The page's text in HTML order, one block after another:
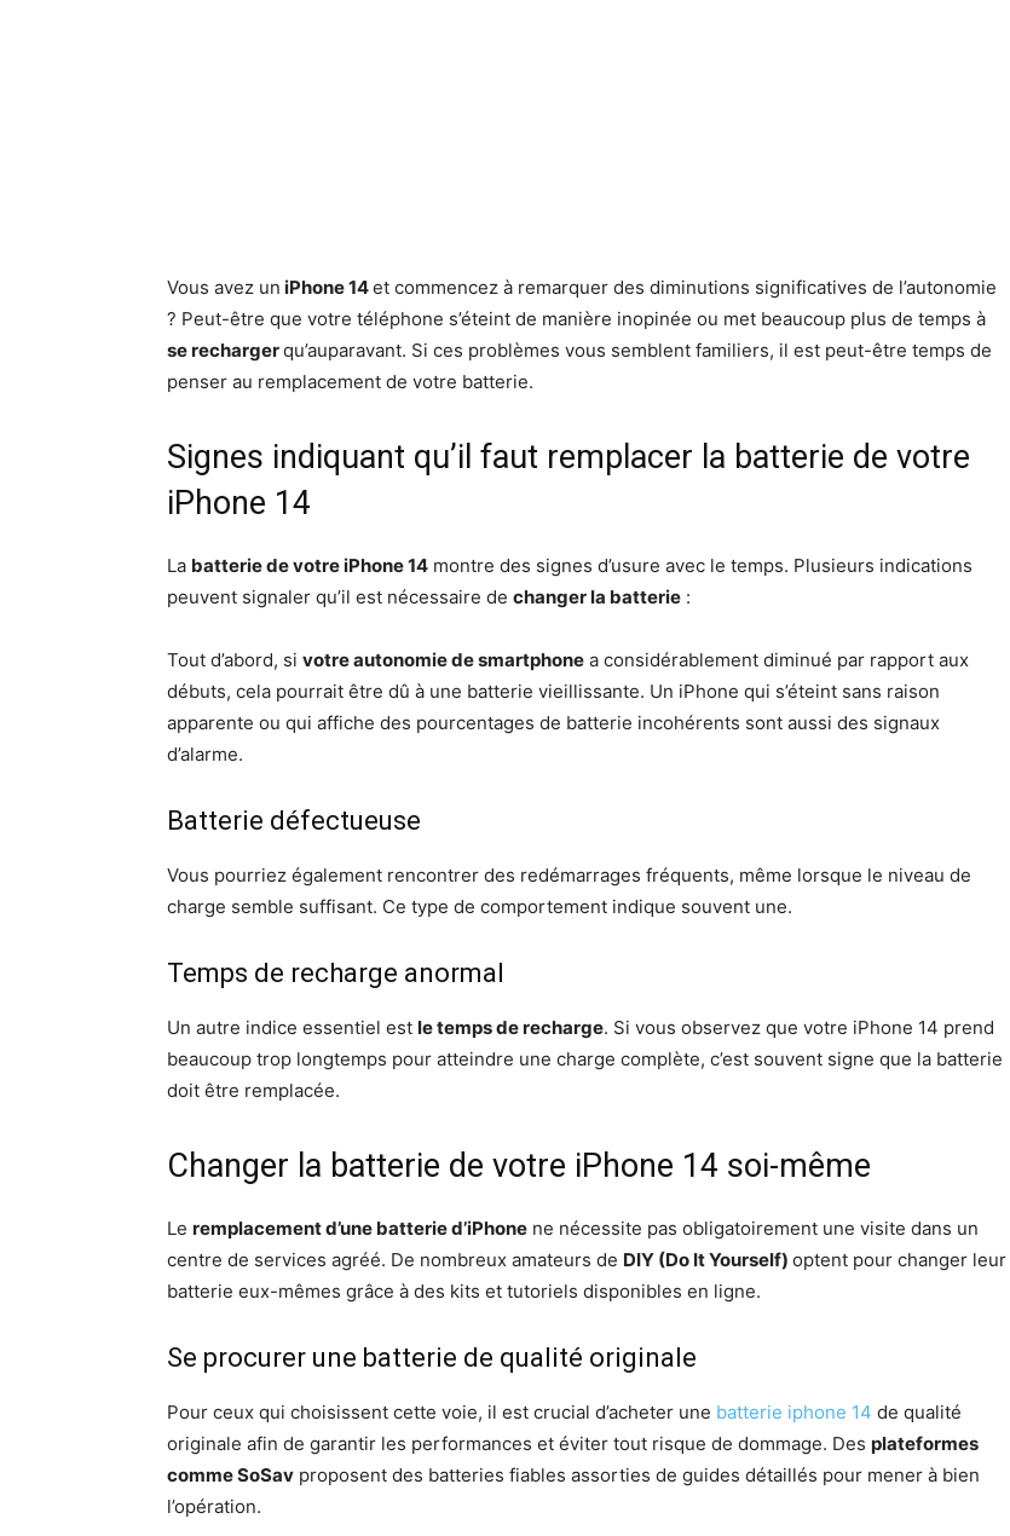
Vous avez un iPhone 14et commencez à remarquer des diminutions significatives de l’autonomie
? Peut-être que votre téléphone s’éteint de manière inopinée ou met beaucoup plus de temps à
se rechargerqu’auparavant. Si ces problèmes vous semblent familiers, il est peut-être temps de
penser au remplacement de votre batterie.
Signes indiquant qu’il faut remplacer la batterie de votre
iPhone 14
La batterie de votre iPhone 14 montre des signes d’usure avec le temps. Plusieurs indications
peuvent signaler qu’il est nécessaire de changer la batterie :
Tout d’abord, si votre autonomie de smartphone a considérablement diminué par rapport aux
débuts, cela pourrait être dû à une batterie vieillissante. Un iPhone qui s’éteint sans raison
apparente ou qui affiche des pourcentages de batterie incohérents sont aussi des signaux
d’alarme.
Batterie défectueuse
Vous pourriez également rencontrer des redémarrages fréquents, même lorsque le niveau de
charge semble suffisant. Ce type de comportement indique souvent une.
Temps de recharge anormal
Un autre indice essentiel est le temps de recharge. Si vous observez que votre iPhone 14 prend
beaucoup trop longtemps pour atteindre une charge complète, c’est souvent signe que la batterie
doit être remplacée.
Changer la batterie de votre iPhone 14 soi-même
Le remplacement d’une batterie d’iPhone ne nécessite pas obligatoirement une visite dans un
centre de services agréé. De nombreux amateurs de DIY (Do It Yourself) optent pour changer leur
batterie eux-mêmes grâce à des kits et tutoriels disponibles en ligne.
Se procurer une batterie de qualité originale
Pour ceux qui choisissent cette voie, il est crucial d’acheter une batterie iphone 14 de qualité
originale afin de garantir les performances et éviter tout risque de dommage. Des plateformes
comme SoSav proposent des batteries fiables assorties de guides détaillés pour mener à bien
l’opération.